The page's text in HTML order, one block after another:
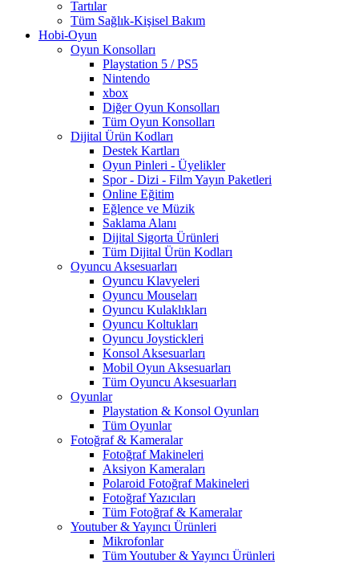
Tartılar
Tüm Sağlık-Kişisel Bakım
Hobi-Oyun
Oyun Konsolları
Playstation 5 / PS5
Nintendo
xbox
Diğer Oyun Konsolları
Tüm Oyun Konsolları
Dijital Ürün Kodları
Destek Kartları
Oyun Pinleri - Üyelikler
Spor - Dizi - Film Yayın Paketleri
Online Eğitim
Eğlence ve Müzik
Saklama Alanı
Dijital Sigorta Ürünleri
Tüm Dijital Ürün Kodları
Oyuncu Aksesuarları
Oyuncu Klavyeleri
Oyuncu Mouseları
Oyuncu Kulaklıkları
Oyuncu Koltukları
Oyuncu Joystickleri
Konsol Aksesuarları
Mobil Oyun Aksesuarları
Tüm Oyuncu Aksesuarları
Oyunlar
Playstation & Konsol Oyunları
Tüm Oyunlar
Fotoğraf & Kameralar
Fotoğraf Makineleri
Aksiyon Kameraları
Polaroid Fotoğraf Makineleri
Fotoğraf Yazıcıları
Tüm Fotoğraf & Kameralar
Youtuber & Yayıncı Ürünleri
Mikrofonlar
Tüm Youtuber & Yayıncı Ürünleri